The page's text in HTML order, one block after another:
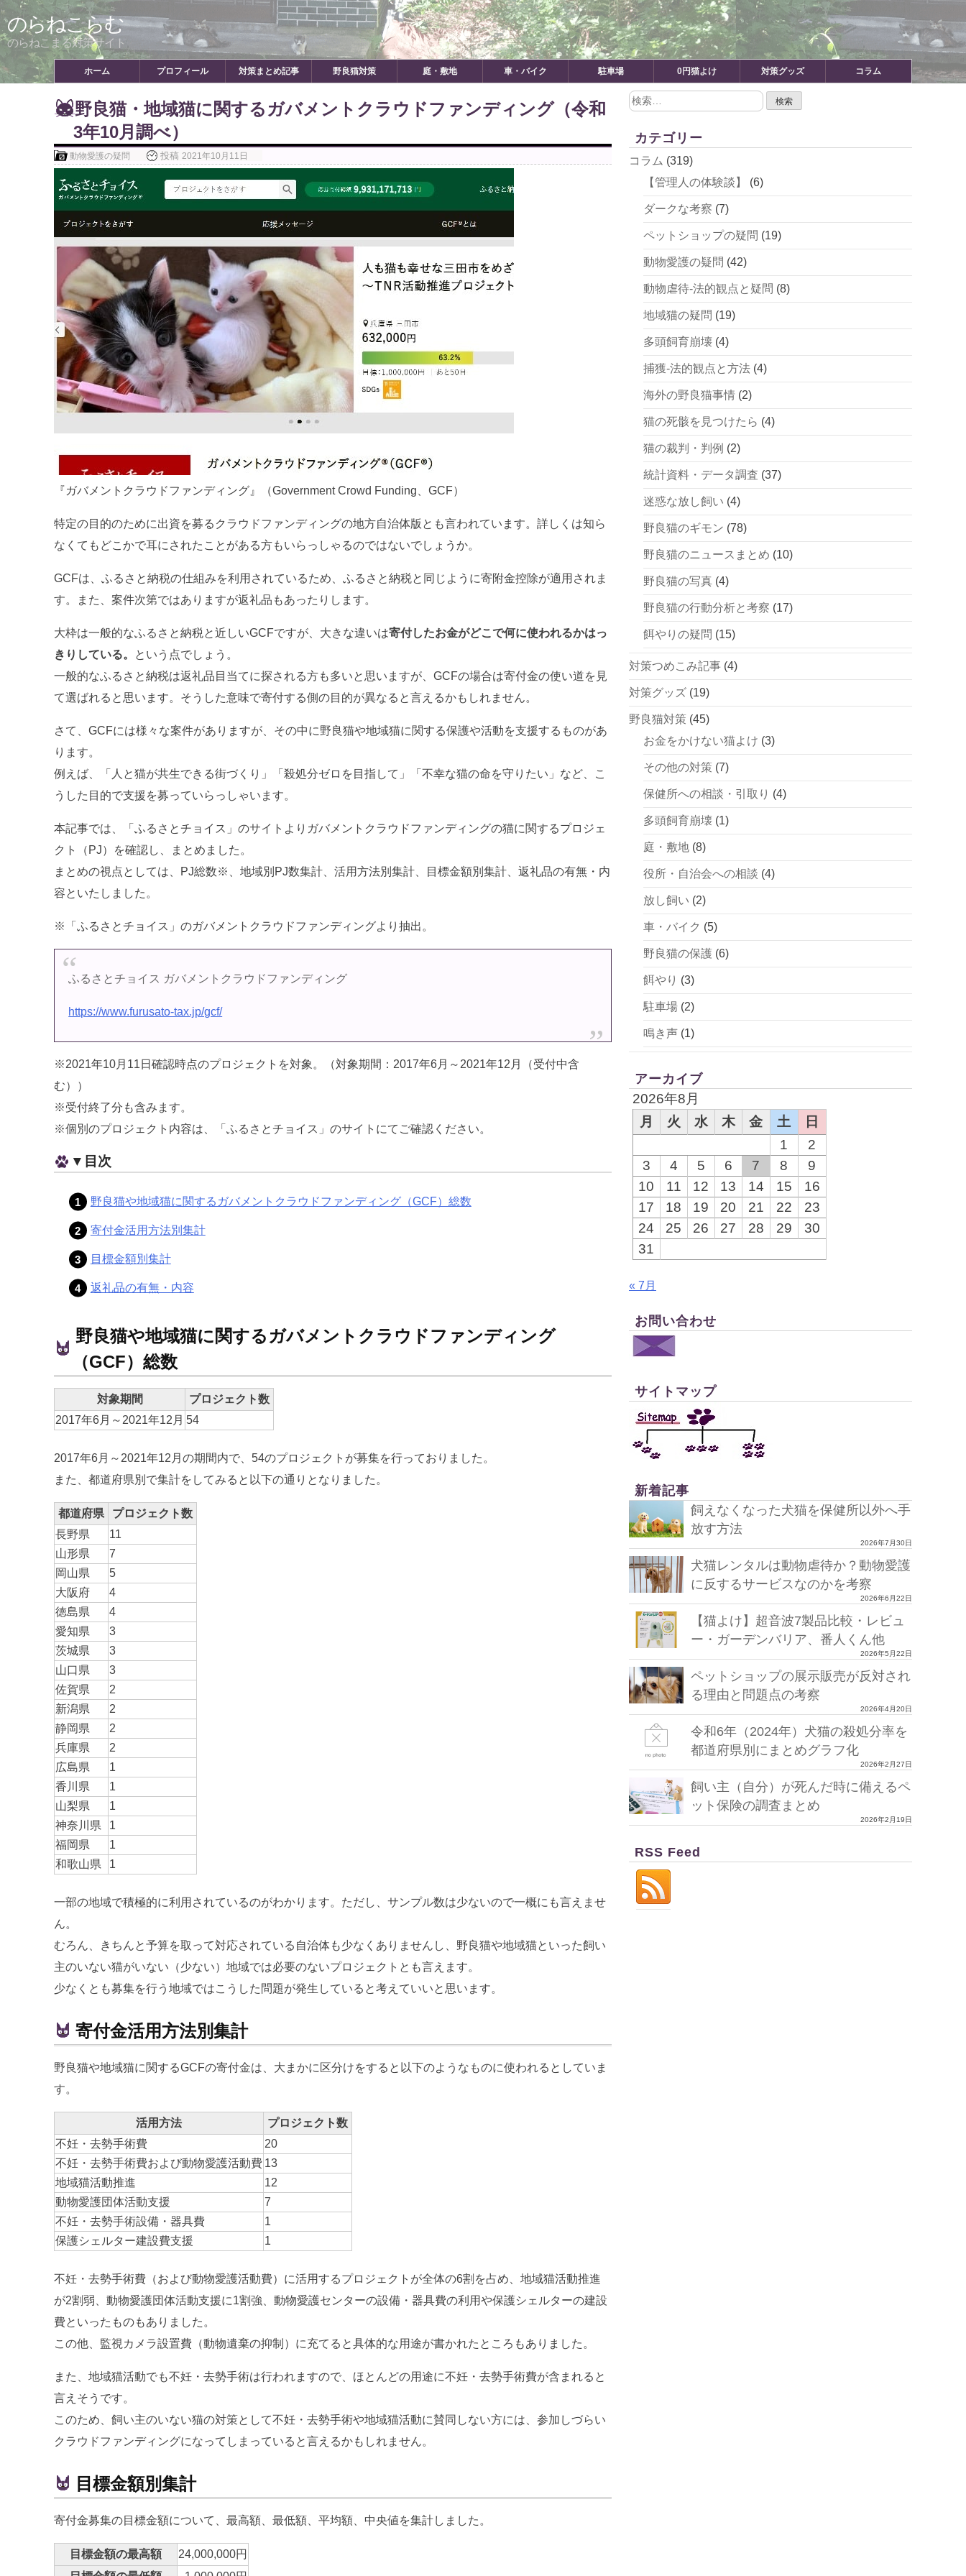
Skip
to
content
のらねこらむ
のらねこまる対策サイト
ホーム プロフィール 対策まとめ記事 野良猫対策 庭・敷地 車・バイク 駐車場 0円猫よけ 対策グッズ コラム
野良猫・地域猫に関するガバメントクラウドファンディング（令和
3年10月調べ）
動物愛護の疑問 投稿 2021年10月11日
『ガバメントクラウドファンディング』（Government Crowd Funding、GCF）
特定の目的のために出資を募るクラウドファンディングの地方自治体版とも言われています。詳しくは知ら
なくてもどこかで耳にされたことがある方もいらっしゃるのではないでしょうか。
GCFは、ふるさと納税の仕組みを利用されているため、ふるさと納税と同じように寄附金控除が適用されま
す。また、案件次第ではありますが返礼品もあったりします。
大枠は一般的なふるさと納税と近しいGCFですが、大きな違いは寄付したお金がどこで何に使われるかはっ
きりしている。
という点でしょう。
一般的なふるさと納税は返礼品目当てに探される方も多いと思いますが、GCFの場合は寄付金の使い道を見
て選ばれると思います。そうした意味で寄付する側の目的が異なると言えるかもしれません。
さて、GCFには様々な案件がありますが、その中に野良猫や地域猫に関する保護や活動を支援するものがあ
ります。
例えば、「人と猫が共生できる街づくり」「殺処分ゼロを目指して」「不幸な猫の命を守りたい」など、こ
うした目的で支援を募っていらっしゃいます。
本記事では、「ふるさとチョイス」のサイトよりガバメントクラウドファンディングの猫に関するプロジェ
クト（PJ）を確認し、まとめました。
まとめの視点としては、PJ総数※、地域別PJ数集計、活用方法別集計、目標金額別集計、返礼品の有無・内
容といたしました。
※「ふるさとチョイス」のガバメントクラウドファンディングより抽出。
ふるさとチョイス ガバメントクラウドファンディング
https://www.furusato-tax.jp/gcf/
※2021年10月11日確認時点のプロジェクトを対象。（対象期間：2017年6月～2021年12月（受付中含
む））
※受付終了分も含みます。
※個別のプロジェクト内容は、「ふるさとチョイス」のサイトにてご確認ください。
▼目次
野良猫や地域猫に関するガバメントクラウドファンディング（GCF）総数
寄付金活用方法別集計
目標金額別集計
返礼品の有無・内容
野良猫や地域猫に関するガバメントクラウドファンディング
（GCF）総数
対象期間
プロジェクト数
2017年6月～2021年12月 54
2017年6月～2021年12月の期間内で、54のプロジェクトが募集を行っておりました。
また、都道府県別で集計をしてみると以下の通りとなりました。
都道府県
プロジェクト数
長野県
11
山形県
7
岡山県
5
大阪府
4
徳島県
4
愛知県
3
茨城県
3
山口県
3
佐賀県
2
新潟県
2
静岡県
2
兵庫県
2
広島県
1
香川県
1
山梨県
1
神奈川県
1
福岡県
1
和歌山県
1
一部の地域で積極的に利用されているのがわかります。ただし、サンプル数は少ないので一概にも言えませ
ん。
むろん、きちんと予算を取って対応されている自治体も少なくありませんし、野良猫や地域猫といった飼い
主のいない猫がいない（少ない）地域では必要のないプロジェクトとも言えます。
少なくとも募集を行う地域ではこうした問題が発生していると考えていいと思います。
寄付金活用方法別集計
野良猫や地域猫に関するGCFの寄付金は、大まかに区分けをすると以下のようなものに使われるとしていま
す。
活用方法
プロジェクト数
不妊・去勢手術費
20
不妊・去勢手術費および動物愛護活動費 13
地域猫活動推進
12
動物愛護団体活動支援
7
不妊・去勢手術設備・器具費
1
保護シェルター建設費支援
1
不妊・去勢手術費（および動物愛護活動費）に活用するプロジェクトが全体の6割を占め、地域猫活動推進
が2割弱、動物愛護団体活動支援に1割強、動物愛護センターの設備・器具費の利用や保護シェルターの建設
費といったものもありました。
この他、監視カメラ設置費（動物遺棄の抑制）に充てると具体的な用途が書かれたところもありました。
また、地域猫活動でも不妊・去勢手術は行われますので、ほとんどの用途に不妊・去勢手術費が含まれると
言えそうです。
このため、飼い主のいない猫の対策として不妊・去勢手術や地域猫活動に賛同しない方には、参加しづらい
クラウドファンディングになってしまっていると言えるかもしれません。
目標金額別集計
寄付金募集の目標金額について、最高額、最低額、平均額、中央値を集計しました。
目標金額の最高額
24,000,000円
検
索:
カテゴリー
コラム (319)
【管理人の体験談】
(6)
ダークな考察 (7)
ペットショップの疑問 (19)
動物愛護の疑問 (42)
動物虐待-法的観点と疑問 (8)
地域猫の疑問 (19)
多頭飼育崩壊(4)
捕獲-法的観点と方法(4)
海外の野良猫事情(2)
猫の死骸を見つけたら (4)
猫の裁判・判例 (2)
統計資料・データ調査 (37)
迷惑な放し飼い (4)
野良猫のギモン (78)
野良猫のニュースまとめ (10)
野良猫の写真(4)
野良猫の行動分析と考察 (17)
餌やりの疑問 (15)
対策つめこみ記事(4)
対策グッズ(19)
野良猫対策(45)
お金をかけない猫よけ (3)
その他の対策(7)
保健所への相談・引取り (4)
多頭飼育崩壊(1)
庭・敷地(8)
役所・自治会への相談 (4)
放し飼い (2)
車・バイク (5)
野良猫の保護(6)
餌やり (3)
駐車場(2)
鳴き声(1)
アーカイブ
2026年8月
月
火 水 木 金 土
日
1
2
3
4 5 6 7 8
9
10
11 12 13 14 15
16
17
18 19 20 21 22
23
24
25 26 27 28 29
30
31
« 7月
お問い合わせ
サイトマップ
新着記事
飼えなくなった犬猫を保健所以外へ手
放す方法
2026年7月30日
犬猫レンタルは動物虐待か？動物愛護
に反するサービスなのかを考察
2026年6月22日
【猫よけ】超音波7製品比較・レビュ
ー・ガーデンバリア、番人くん他
2026年5月22日
ペットショップの展示販売が反対され
る理由と問題点の考察
2026年4月20日
令和6年（2024年）犬猫の殺処分率を
都道府県別にまとめグラフ化
2026年2月27日
飼い主（自分）が死んだ時に備えるペ
ット保険の調査まとめ
2026年2月19日
RSS Feed